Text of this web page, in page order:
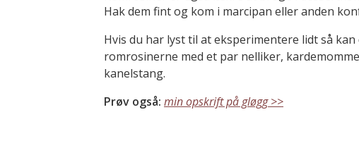
Hak dem fint og kom i marcipan eller anden
Hvis du har lyst til at eksperimentere lidt så kan
romrosinerne med et par nelliker,
kanelstang.
Prøv også: min opskrift på gløgg >>